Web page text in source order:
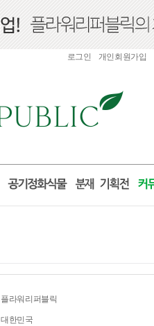
로그인 개인회원가입
플라워리퍼블릭
대한민국